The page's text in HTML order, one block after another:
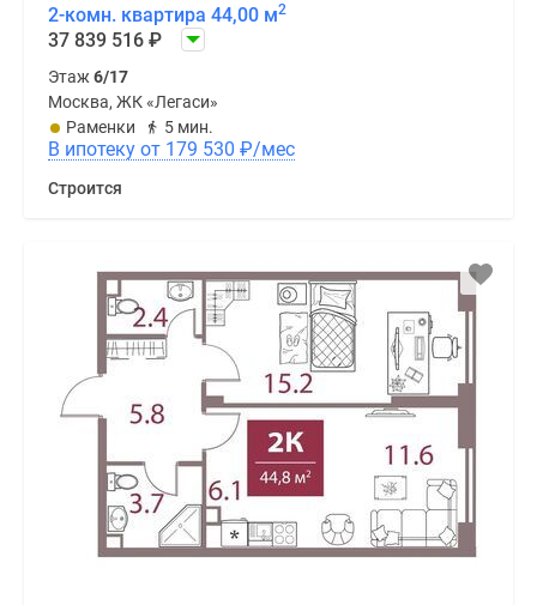
2-комн. квартира 44,00 м2
37 839 516 ₽
Этаж6/17
Москва, ЖК «Легаси»
Раменки
5 мин.
В ипотеку от 179 530 ₽/мес
Строится